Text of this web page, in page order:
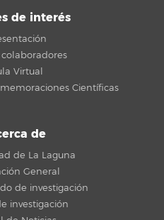
de interés
Virtual
Científicas
de
de La Laguna
General
de investigación
investigación